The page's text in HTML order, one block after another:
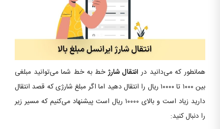
همانطور که می‌دانید در انتقال شارژ خط به خط شما می‌توانید مبلغی
بین ۱۰۰۰ تا ۱۰۰۰۰ ریال را انتقال دهید اما اگر مبلغ شارژی که قصد انتقال
دارید زیاد است و بالای ۱۰۰۰۰ ریال است پیشنهاد می‌کنیم که مسیر زیر
را دنبال کنید: